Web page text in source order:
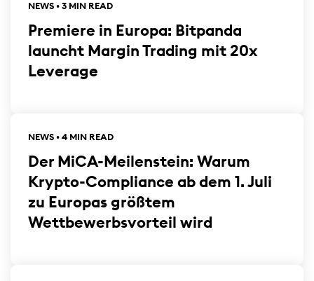
NEWS • 3 MIN READ
Premiere in Europa: Bitpanda
launcht Margin Trading mit 20x
Leverage
NEWS • 4 MIN READ
Der MiCA-Meilenstein: Warum
Krypto-Compliance ab dem 1. Juli
zu Europas größtem
Wettbewerbsvorteil wird